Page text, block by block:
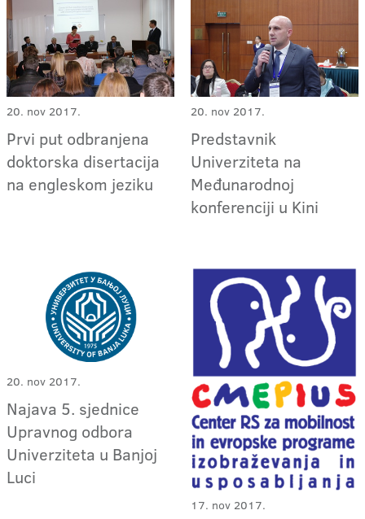
20. nov 2017.
Prvi put odbranjena
doktorska disertacija
na engleskom jeziku
20. nov 2017.
Predstavnik
Univerziteta na
Međunarodnoj
konferenciji u Kini
20. nov 2017.
Najava 5. sjednice
Upravnog odbora
Univerziteta u Banjoj
Luci
17. nov 2017.